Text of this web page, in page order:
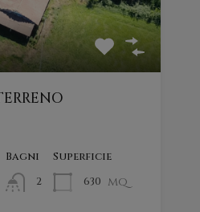
Bagni
2
Superficie
630 mq